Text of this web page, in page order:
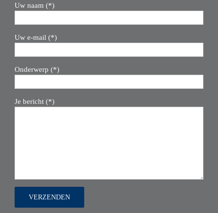
Uw naam (*)
Uw e-mail (*)
Onderwerp (*)
Je bericht (*)